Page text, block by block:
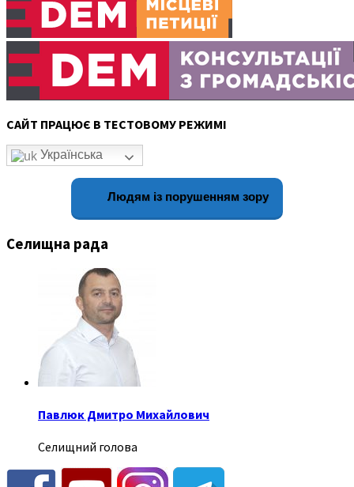
САЙТ ПРАЦЮЄ В ТЕСТОВОМУ РЕЖИМІ
Українська
Людям із порушенням зору
Селищна рада
Павлюк Дмитро Михайлович
Селищний голова